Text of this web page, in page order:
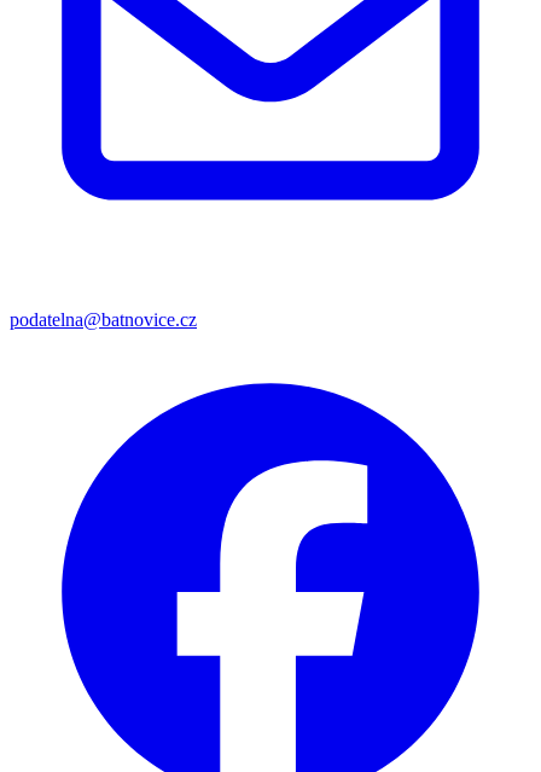
podatelna@batnovice.cz